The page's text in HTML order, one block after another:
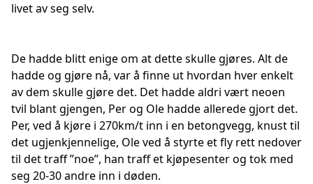
livet av seg selv.
De hadde blitt enige om at dette skulle gjøres. Alt de
hadde og gjøre nå, var å finne ut hvordan hver enkelt
av dem skulle gjøre det. Det hadde aldri vært neoen
tvil blant gjengen, Per og Ole hadde allerede gjort det.
Per, ved å kjøre i 270km/t inn i en betongvegg, knust til
det ugjenkjennelige, Ole ved å styrte et fly rett nedover
til det traff ”noe”, han traff et kjøpesenter og tok med
seg 20-30 andre inn i døden.